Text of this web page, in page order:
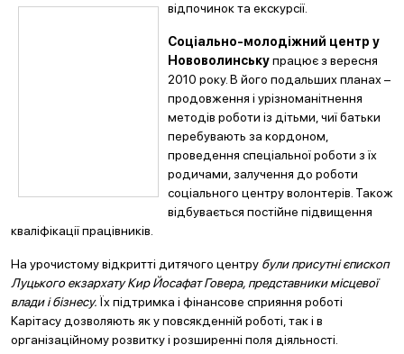
відпочинок та екскурсії.
Соціально-молодіжний центр у
Нововолинськупрацює з вересня
2010 року. В його подальших планах –
продовження і урізноманітнення
методів роботи із дітьми, чиї батьки
перебувають за кордоном,
проведення спеціальної роботи з їх
родичами, залучення до роботи
соціального центру волонтерів. Також
відбувається постійне підвищення
кваліфікації працівників.
На урочистому відкритті дитячого центру були присутні єпископ
Луцького екзархату Кир Йосафат Говера, представники місцевої
влади і бізнесу. Їх підтримка і фінансове сприяння роботі
Карітасу дозволяють як у повсякденній роботі, так і в
організаційному розвитку і розширенні поля діяльності.